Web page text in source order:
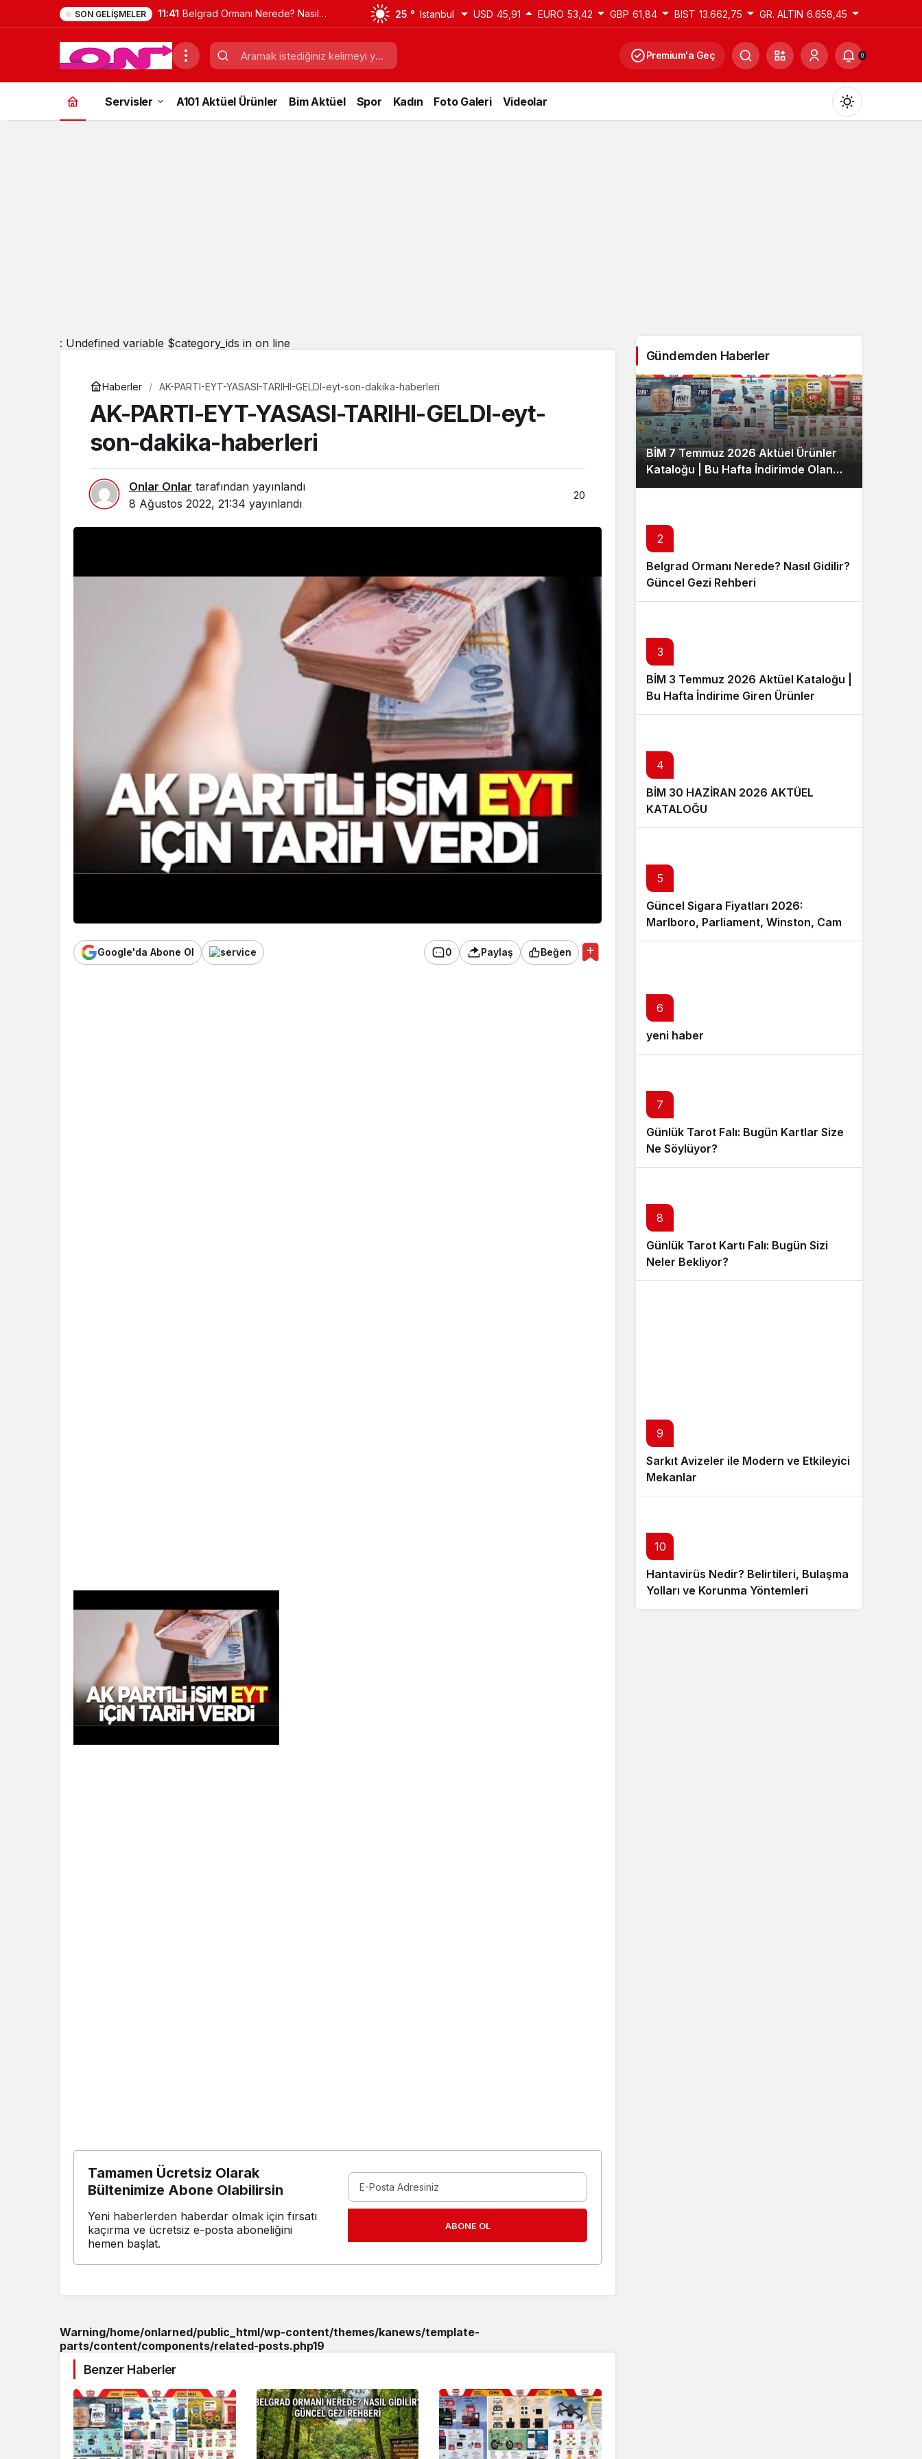
SON GELIŞMELER 11:41 Belgrad Ormanı Nerede? Nasıl
Gidilir? Güncel Gezi Rehberi
25 ° Istanbul USD 45,91 EURO 53,42 GBP 61,84 BIST 13.662,75 GR. ALTIN 6.658,45
Premium'a Geç 0
Servisler A101 Aktüel Ürünler Bim Aktüel Spor Kadın Foto Galeri Videolar
: Undefined variable $category_ids in on line
Haberler AK-PARTI-EYT-YASASI-TARIHI-GELDI-eyt-son-dakika-haberleri
AK-PARTI-EYT-YASASI-TARIHI-GELDI-eyt-
son-dakika-haberleri
Onlar Onlar tarafından yayınlandı
8 Ağustos 2022, 21:34 yayınlandı
20
Google'da Abone Ol 0 Paylaş Beğen
Tamamen Ücretsiz Olarak
Bültenimize Abone Olabilirsin
Yeni haberlerden haberdar olmak için fırsatı
kaçırma ve ücretsiz e-posta aboneliğini
hemen başlat.
ABONE OL
Warning/home/onlarned/public_html/wp-content/themes/kanews/template-
parts/content/components/related-posts.php19
Benzer Haberler
Gündemden Haberler
BİM 7 Temmuz 2026 Aktüel Ürünler
Kataloğu | Bu Hafta İndirimde Olan
Ürünler
2
Belgrad Ormanı Nerede? Nasıl Gidilir?
Güncel Gezi Rehberi
3
BİM 3 Temmuz 2026 Aktüel Kataloğu |
Bu Hafta İndirime Giren Ürünler
4
BİM 30 HAZİRAN 2026 AKTÜEL
KATALOĞU
5
Güncel Sigara Fiyatları 2026:
Marlboro, Parliament, Winston, Camel
ve Tüm Sigara Markalarının Zamlı
6
yeni haber
7
Günlük Tarot Falı: Bugün Kartlar Size
Ne Söylüyor?
8
Günlük Tarot Kartı Falı: Bugün Sizi
Neler Bekliyor?
9
Sarkıt Avizeler ile Modern ve Etkileyici
Mekanlar
10
Hantavirüs Nedir? Belirtileri, Bulaşma
Yolları ve Korunma Yöntemleri